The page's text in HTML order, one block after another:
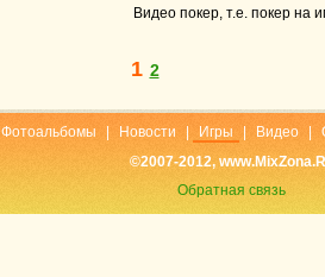
Видео покер, т.е. покер на
1 2
Фотоальбомы Новости Игры Видео
©2007-2012,
Обратная связь